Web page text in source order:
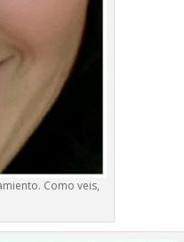
Como veis,